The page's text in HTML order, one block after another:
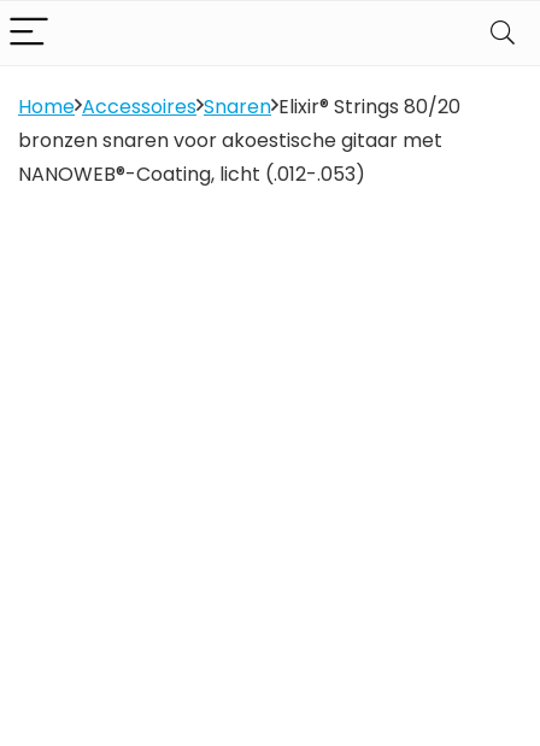
Home Accessoires Snaren Elixir® Strings 80/20
bronzen snaren voor akoestische gitaar met
NANOWEB®-Coating, licht (.012-.053)